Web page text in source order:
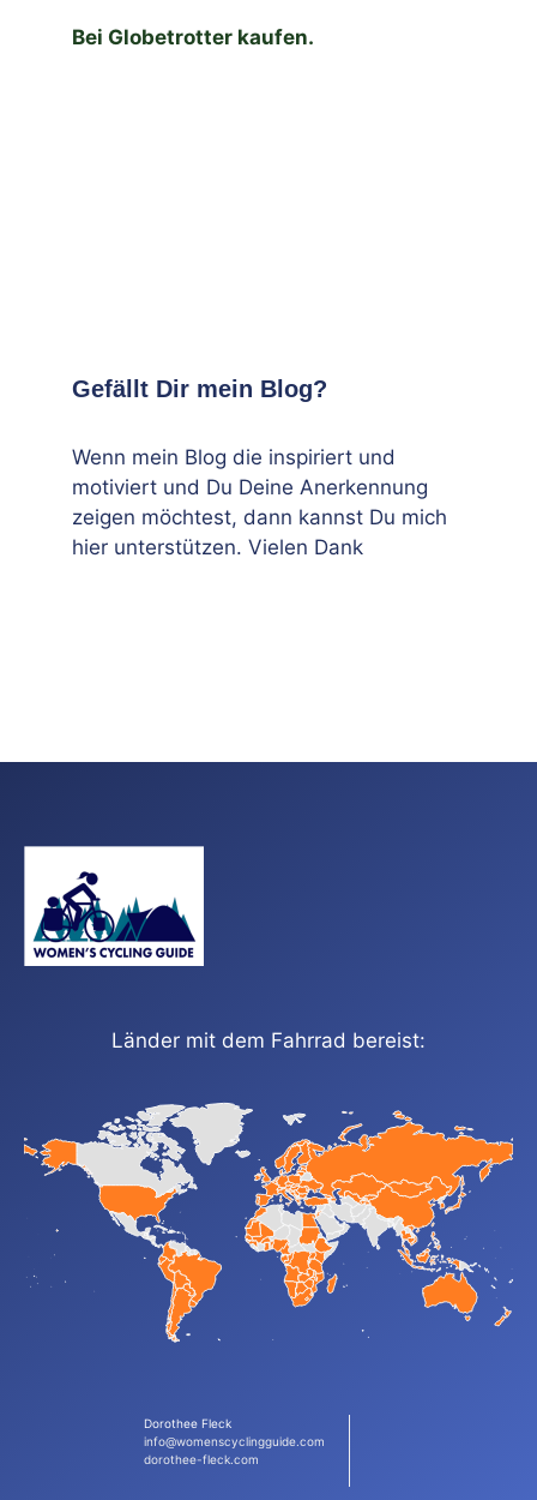
Bei Globetrotter kaufen.
Gefällt Dir mein Blog?
Wenn mein Blog die inspiriert und
motiviert und Du Deine Anerkennung
zeigen möchtest, dann kannst Du mich
hier unterstützen. Vielen Dank
Länder mit dem Fahrrad bereist:
Dorothee Fleck
info@womenscyclingguide.com
dorothee-fleck.com